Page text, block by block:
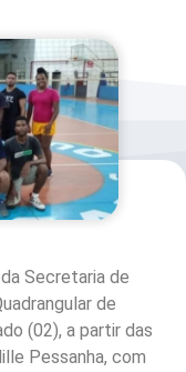
Secretaria de
de
(02), a partir das
Pessanha, com